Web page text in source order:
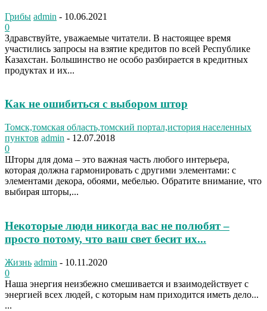
Грибы admin - 10.06.2021
0
Здравствуйте, уважаемые читатели. В настоящее время
участились запросы на взятие кредитов по всей Республике
Казахстан. Большинство не особо разбирается в кредитных
продуктах и их...
Как не ошибиться с выбором штор
Томск,томская область,томский портал,история населенных
пунктов admin - 12.07.2018
0
Шторы для дома – это важная часть любого интерьера,
которая должна гармонировать с другими элементами: с
элементами декора, обоями, мебелью. Обратите внимание, что
выбирая шторы,...
Некоторые люди никогда вас не полюбят –
просто потому, что ваш свет бесит их...
Жизнь admin - 10.11.2020
0
Наша энергия неизбежно смешивается и взаимодействует с
энергией всех людей, с которым нам приходится иметь дело...
...